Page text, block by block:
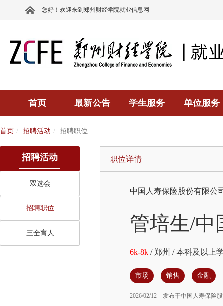
您好！欢迎来到郑州财经学院就业信息网
首页 最新公告 学生服务 单位服务
首页 招聘活动 招聘职位
招聘活动
双选会
招聘职位
三全育人
职位详情
中国人寿保险股份有限公
管培生/中
6k-8k /郑州 /本科及以上
市场 销售 金融
2026/02/12 发布于中国人寿保险